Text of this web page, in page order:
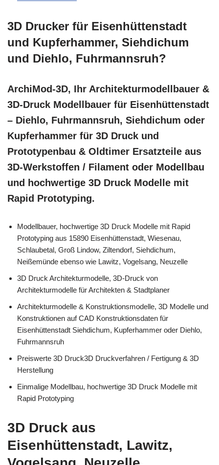
3D Drucker für Eisenhüttenstadt
und Kupferhammer, Siehdichum
und Diehlo, Fuhrmannsruh?
ArchiMod-3D, Ihr Architekturmodellbauer &
3D-Druck Modellbauer für Eisenhüttenstadt
– Diehlo, Fuhrmannsruh, Siehdichum oder
Kupferhammer für 3D Druck und
Prototypenbau & Oldtimer Ersatzteile aus
3D-Werkstoffen / Filament oder Modellbau
und hochwertige 3D Druck Modelle mit
Rapid Prototyping.
Modellbauer, hochwertige 3D Druck Modelle mit Rapid
Prototyping aus 15890 Eisenhüttenstadt, Wiesenau,
Schlaubetal, Groß Lindow, Ziltendorf, Siehdichum,
Neißemünde ebenso wie Lawitz, Vogelsang, Neuzelle
3D Druck Architekturmodelle, 3D-Druck von
Architekturmodelle für Architekten & Stadtplaner
Architekturmodelle & Konstruktionsmodelle, 3D Modelle und
Konstruktionen auf CAD Konstruktionsdaten für
Eisenhüttenstadt Siehdichum, Kupferhammer oder Diehlo,
Fuhrmannsruh
Preiswerte 3D Druck3D Druckverfahren / Fertigung & 3D
Herstellung
Einmalige Modellbau, hochwertige 3D Druck Modelle mit
Rapid Prototyping
3D Druck aus
Eisenhüttenstadt, Lawitz,